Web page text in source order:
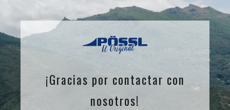
¡Gracias por contactar con
nosotros!